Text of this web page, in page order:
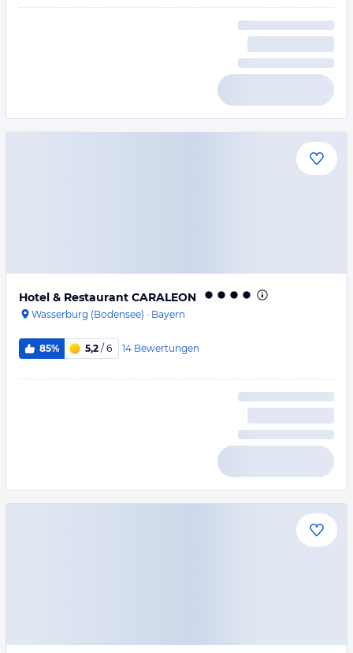
Hotel & Restaurant CARALEON
Wasserburg (Bodensee) · Bayern
85% 5,2 / 6 14 Bewertungen